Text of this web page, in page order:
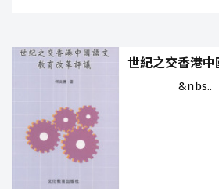
世紀之交香港
&nbs..